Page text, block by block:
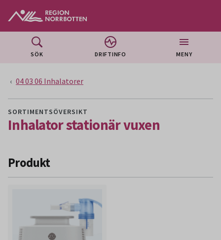
SÖK DRIFTINFO MENY
04 03 06 Inhalatorer
SORTIMENTSÖVERSIKT
Inhalator stationär vuxen
Produkt